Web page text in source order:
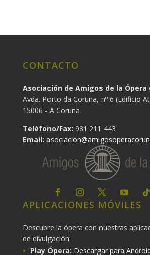
CONTACTO
Asociación de Amigos de la Ópera
Avda. Porto da Coruña, nº 6 (Edificio
15006 - A Coruña
Teléfono/Fax: 981 211 443
Email:
APLICACIONES MÓVILES
Descubre la ópera con nuestras
de divulgación:
Play Ópera: Descargar para